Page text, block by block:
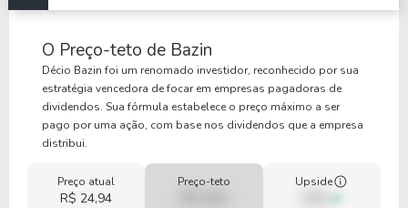
O Preço-teto de Bazin
Décio Bazin foi um renomado investidor, reconhecido por sua
estratégia vencedora de focar em empresas pagadoras de
dividendos. Sua fórmula estabelece o preço máximo a ser
pago por uma ação, com base nos dividendos que a empresa
distribui.
Preço atual
R$ 24,94
Preço-teto Upside